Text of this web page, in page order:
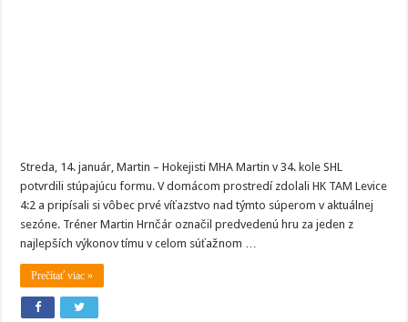
Streda, 14. január, Martin – Hokejisti MHA Martin v 34. kole SHL
potvrdili stúpajúcu formu. V domácom prostredí zdolali HK TAM Levice
4:2 a pripísali si vôbec prvé víťazstvo nad týmto súperom v aktuálnej
sezóne. Tréner Martin Hrnčár označil predvedenú hru za jeden z
najlepších výkonov tímu v celom súťažnom …
Prečítať viac »